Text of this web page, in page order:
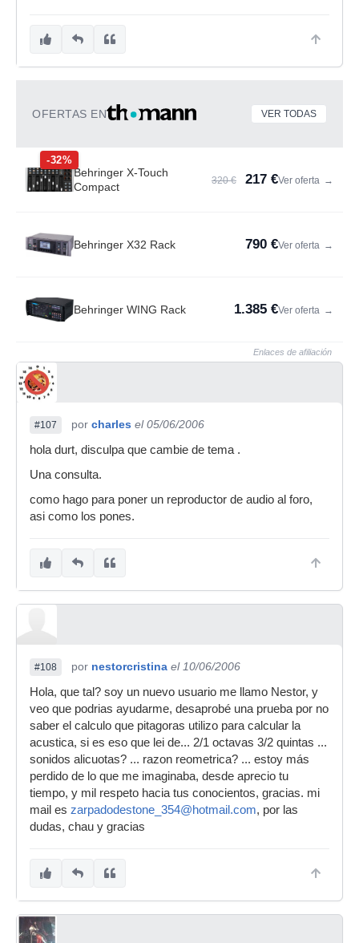
OFERTAS EN VER TODAS
-32%
Behringer X-Touch
Compact
320 € 217 €Ver oferta →
Behringer X32 Rack 790 €Ver oferta →
Behringer WING Rack 1.385 €Ver oferta →
Enlaces de afiliación
#107 por charles el 05/06/2006
hola durt, disculpa que cambie de tema .
Una consulta.
como hago para poner un reproductor de audio al foro,
asi como los pones.
#108 por nestorcristina el 10/06/2006
Hola, que tal? soy un nuevo usuario me llamo Nestor, y
veo que podrias ayudarme, desaprobé una prueba por no
saber el calculo que pitagoras utilizo para calcular la
acustica, si es eso que lei de... 2/1 octavas 3/2 quintas ...
sonidos alicuotas? ... razon reometrica? ... estoy más
perdido de lo que me imaginaba, desde aprecio tu
tiempo, y mil respeto hacia tus conocientos, gracias. mi
mail es zarpadodestone_354@hotmail.com, por las
dudas, chau y gracias